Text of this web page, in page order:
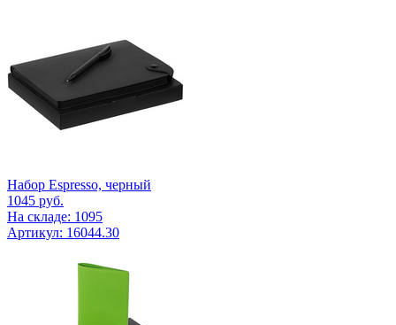
Набор Espresso, черный
1045 руб.
На складе: 1095
Артикул: 16044.30